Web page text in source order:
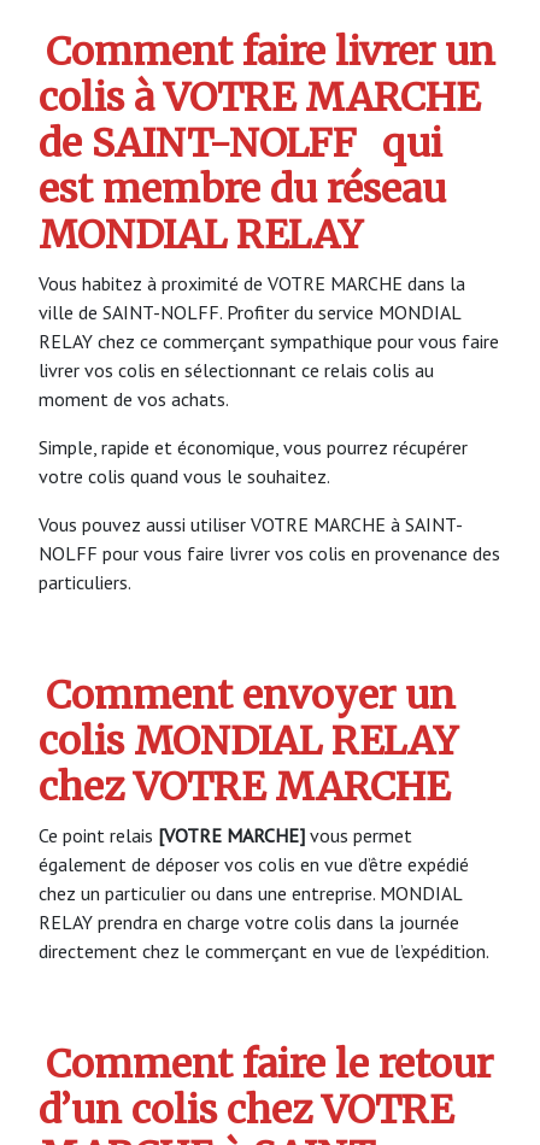
Comment faire livrer un
colis à VOTRE MARCHE
de SAINT-NOLFF qui
est membre du réseau
MONDIAL RELAY
Vous habitez à proximité de VOTRE MARCHE dans la
ville de SAINT-NOLFF. Profiter du service MONDIAL
RELAY chez ce commerçant sympathique pour vous faire
livrer vos colis en sélectionnant ce relais colis au
moment de vos achats.
Simple, rapide et économique, vous pourrez récupérer
votre colis quand vous le souhaitez.
Vous pouvez aussi utiliser VOTRE MARCHE à SAINT-
NOLFF pour vous faire livrer vos colis en provenance des
particuliers.
Comment envoyer un
colis MONDIAL RELAY
chez VOTRE MARCHE
Ce point relais [VOTRE MARCHE] vous permet
également de déposer vos colis en vue d’être expédié
chez un particulier ou dans une entreprise. MONDIAL
RELAY prendra en charge votre colis dans la journée
directement chez le commerçant en vue de l’expédition.
Comment faire le retour
d’un colis chez VOTRE